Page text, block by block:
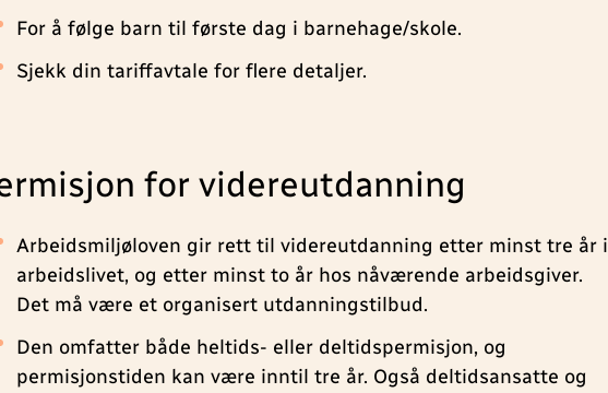
For å følge barn til første dag i barnehage/skole.
Sjekk din tariffavtale for flere detaljer.
for videreutdanning
Arbeidsmiljøloven gir rett til videreutdanning etter minst tre år i
arbeidslivet, og etter minst to år hos nåværende arbeidsgiver.
Det må være et organisert utdanningstilbud.
Den omfatter både heltids- eller deltidspermisjon, og
permisjonstiden kan være inntil tre år. Også deltidsansatte og